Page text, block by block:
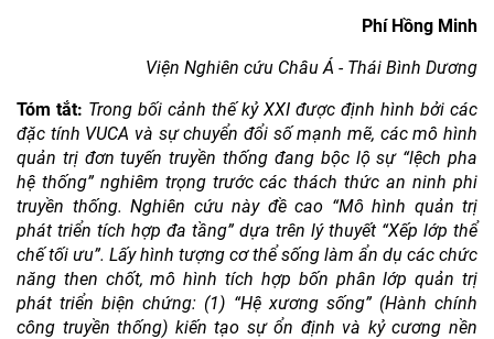
Phí Hồng Minh
Viện Nghiên cứu Châu Á - Thái Bình Dương
Tóm tắt: Trong bối cảnh thế kỷ XXI được định hình bởi các
đặc tính VUCA và sự chuyển đổi số mạnh mẽ, các mô hình
quản trị đơn tuyến truyền thống đang bộc lộ sự “lệch pha
hệ thống” nghiêm trọng trước các thách thức an ninh phi
truyền thống. Nghiên cứu này đề cao “Mô hình quản trị
phát triển tích hợp đa tầng” dựa trên lý thuyết “Xếp lớp thể
chế tối ưu”. Lấy hình tượng cơ thể sống làm ẩn dụ các chức
năng then chốt, mô hình tích hợp bốn phân lớp quản trị
phát triển biện chứng: (1) “Hệ xương sống” (Hành chính
công truyền thống) kiến tạo sự ổn định và kỷ cương nền